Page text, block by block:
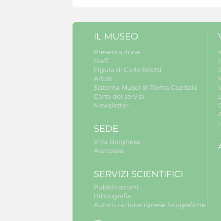
IL MUSEO
Presentazione
Staff
Figura di Carlo Bilotti
Artisti
Sistema Musei di Roma Capitale
Carta dei servizi
Newsletter
SEDE
Villa Borghese
Aranciera
SERVIZI SCIENTIFICI
Pubblicazioni
Bibliografia
Autorizzazione riprese fotografiche